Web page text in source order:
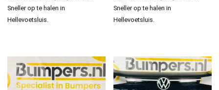
Sneller op te halen in
Hellevoetsluis.
Sneller op te halen in
Hellevoetsluis.